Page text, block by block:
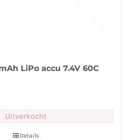
LiPo accu 7.4V 60C
Uitverkocht
Details